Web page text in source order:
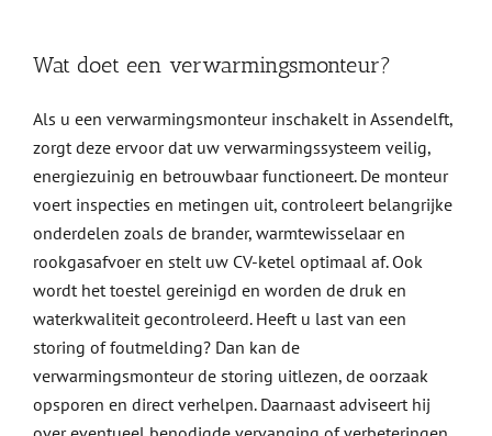
Wat doet een verwarmingsmonteur?
Als u een verwarmingsmonteur inschakelt in Assendelft,
zorgt deze ervoor dat uw verwarmingssysteem veilig,
energiezuinig en betrouwbaar functioneert. De monteur
voert inspecties en metingen uit, controleert belangrijke
onderdelen zoals de brander, warmtewisselaar en
rookgasafvoer en stelt uw CV-ketel optimaal af. Ook
wordt het toestel gereinigd en worden de druk en
waterkwaliteit gecontroleerd. Heeft u last van een
storing of foutmelding? Dan kan de
verwarmingsmonteur de storing uitlezen, de oorzaak
opsporen en direct verhelpen. Daarnaast adviseert hij